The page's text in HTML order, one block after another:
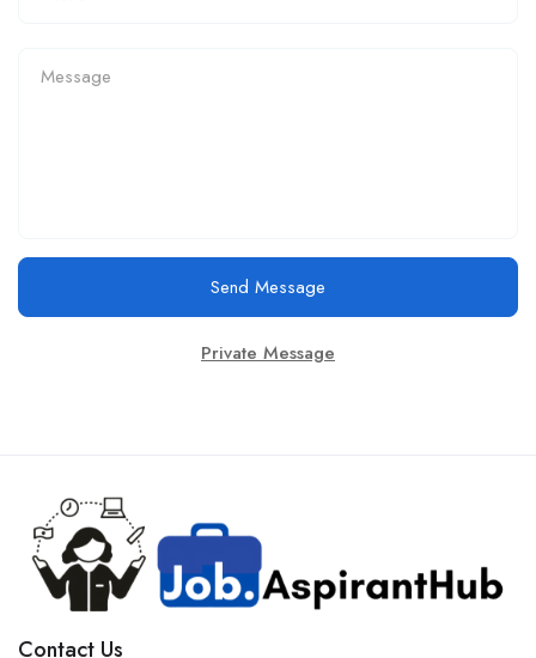
Send Message
Private Message
Contact Us